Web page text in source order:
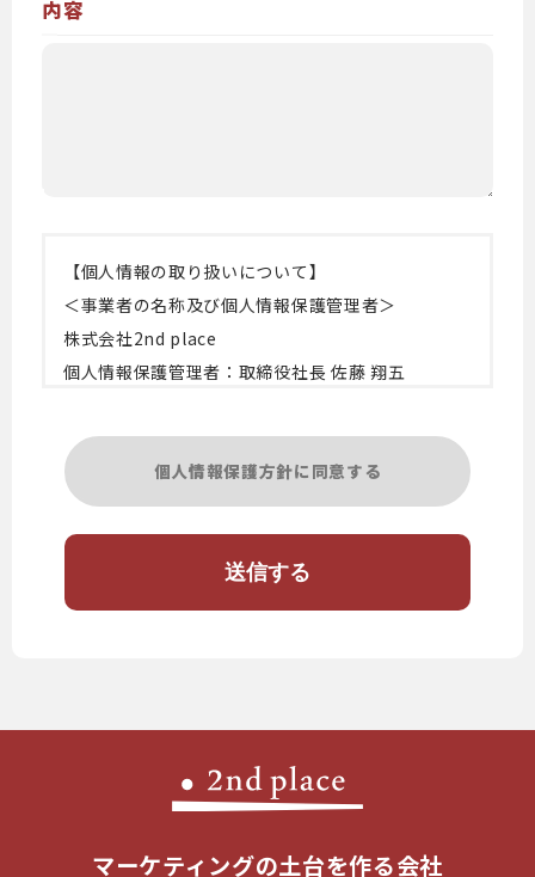
内容
【個人情報の取り扱いについて】
＜事業者の名称及び個人情報保護管理者＞
株式会社2nd place
個人情報保護管理者：取締役社長 佐藤 翔五
覧ください）
＜個人情報の利用目的＞
情報は、お問合せに適切に回答し管理するため
・当社が提供するサービス、商品、イベントに関す
る情報をご提供するため
除き、取得した個人情報を第三者に提供することは
個人情報保護方針に同意する
マーケティングの土台を作る会社